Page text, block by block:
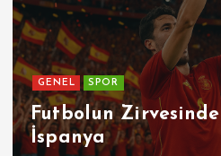
GENEL SPOR
Futbolun
İspanya